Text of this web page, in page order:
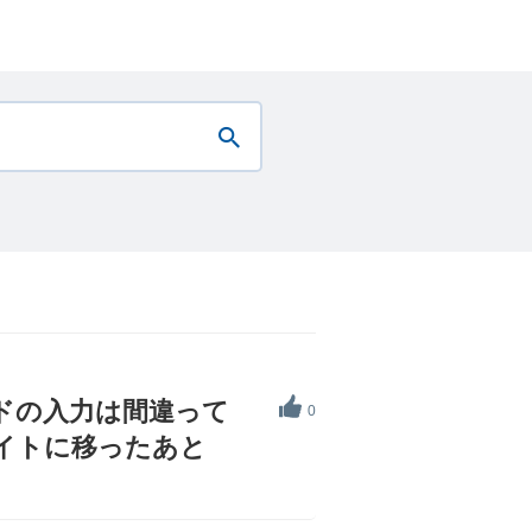
0
の入力は間違って
トに移ったあと